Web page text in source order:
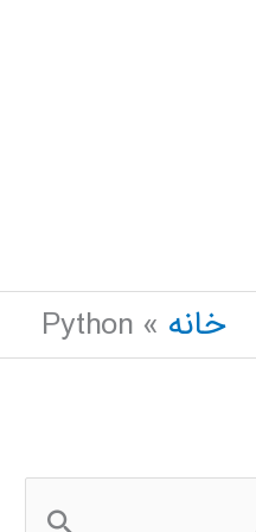
خانه
Python